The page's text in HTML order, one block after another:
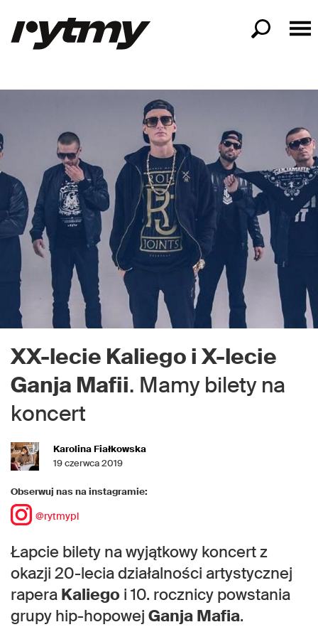
XX-lecie Kaliego i X-lecie
Ganja Mafii. Mamy bilety na
koncert
Karolina Fiałkowska
19 czerwca 2019
Obserwuj nas na instagramie:
@rytmypl
Łapcie bilety na wyjątkowy koncert z
okazji 20-lecia działalności artystycznej
rapera Kaliego i 10. rocznicy powstania
grupy hip-hopowej Ganja Mafia.